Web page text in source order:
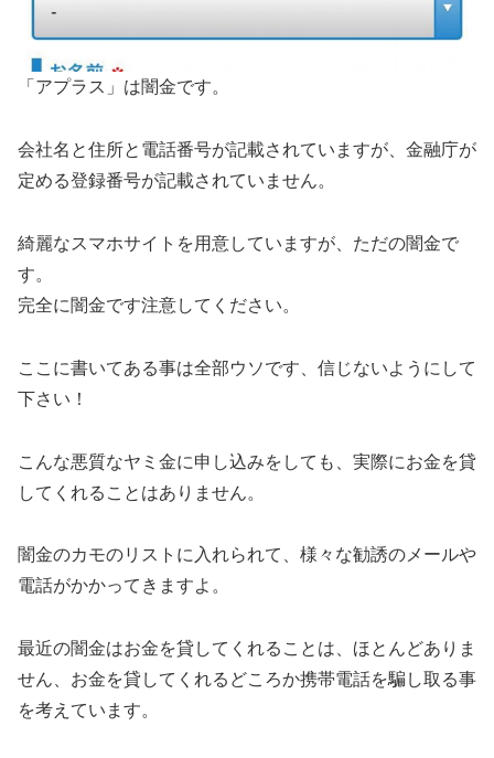
「アプラス」は闇金です。
会社名と住所と電話番号が記載されていますが、金融庁が
定める登録番号が記載されていません。
綺麗なスマホサイトを用意していますが、ただの闇金で
す。
完全に闇金です注意してください。
ここに書いてある事は全部ウソです、信じないようにして
下さい！
こんな悪質なヤミ金に申し込みをしても、実際にお金を貸
してくれることはありません。
闇金のカモのリストに入れられて、様々な勧誘のメールや
電話がかかってきますよ。
最近の闇金はお金を貸してくれることは、ほとんどありま
せん、お金を貸してくれるどころか携帯電話を騙し取る事
を考えています。